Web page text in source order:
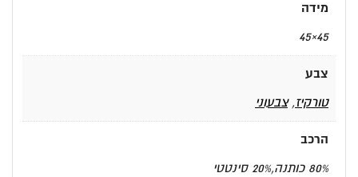
מידה
45×45
צבע
טורקיז,צבעוני
הרכב
80% כותנה,20% סינטטי